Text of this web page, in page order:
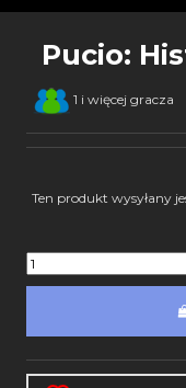
Pucio:
1 i więcej gracza
Ten produkt wysyłany